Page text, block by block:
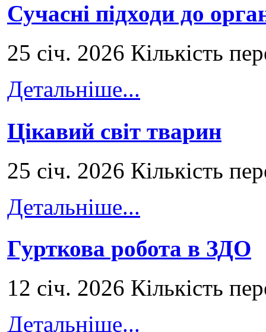
Сучасні підходи до
25 січ. 2026 Кількість
Детальніше...
Цікавий світ тварин
25 січ. 2026 Кількість
Детальніше...
Гурткова робота в ЗДО
12 січ. 2026 Кількість
Детальніше...